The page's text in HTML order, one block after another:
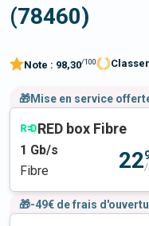
(78460)
Note : 98,30/100
🎁Mise en service
RED box Fibre
1 Gb/s
Fibre
22/
🎁-49€ de frais